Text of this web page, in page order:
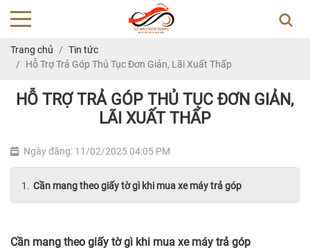
Trang chủ
Tin tức
Hỗ Trợ Trả Góp Thủ Tục Đơn Giản, Lãi Xuất Thấp
HỖ TRỢ TRẢ GÓP THỦ TỤC ĐƠN GIẢN,
LÃI XUẤT THẤP
Ngày đăng: 11/02/2025 04:05 PM
Cần mang theo giấy tờ gì khi mua xe máy trả góp
Cần mang theo giấy tờ gì khi mua xe máy trả góp